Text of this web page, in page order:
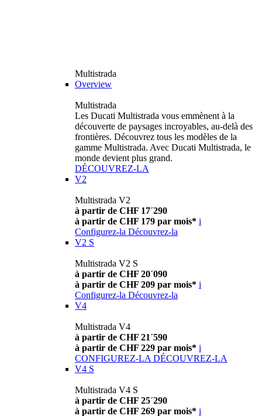
Multistrada
Overview
Multistrada
Les Ducati Multistrada vous emmènent à la
découverte de paysages incroyables, au-delà des
frontières. Découvrez tous les modèles de la
gamme Multistrada. Avec Ducati Multistrada, le
monde devient plus grand.
DÉCOUVREZ-LA
V2
Multistrada V2
à partir de CHF 17´290
à partir de CHF 179 par mois* i
Configurez-la Découvrez-la
V2 S
Multistrada V2 S
à partir de CHF 20´090
à partir de CHF 209 par mois* i
Configurez-la Découvrez-la
V4
Multistrada V4
à partir de CHF 21´590
à partir de CHF 229 par mois* i
CONFIGUREZ-LA DÉCOUVREZ-LA
V4 S
Multistrada V4 S
à partir de CHF 25´290
à partir de CHF 269 par mois* i